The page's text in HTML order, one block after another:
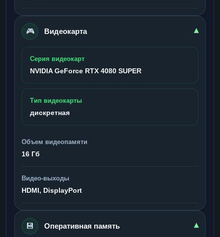
🎮 Видеокарта ▾
Серия видеокарт
NVIDIA GeForce RTX 4080 SUPER
Тип видеокарты
дискретная
Объем видеопамяти
16 Гб
Видео-выходы
HDMI, DisplayPort
💾 Оперативная память ▾